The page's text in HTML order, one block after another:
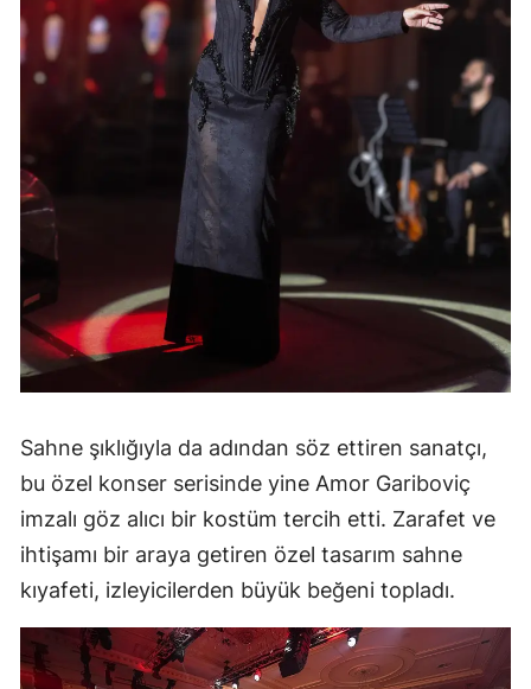
Sahne şıklığıyla da adından söz ettiren sanatçı,
bu özel konser serisinde yine Amor Gariboviç
imzalı göz alıcı bir kostüm tercih etti. Zarafet ve
ihtişamı bir araya getiren özel tasarım sahne
kıyafeti, izleyicilerden büyük beğeni topladı.